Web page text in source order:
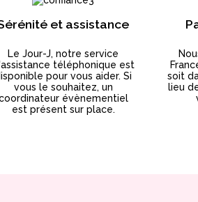
et assistance
Le Jour-J, notre service
téléphonique est
pour vous aider. Si
vous le souhaitez, un
évènementiel
est présent sur place.
soit
lieu